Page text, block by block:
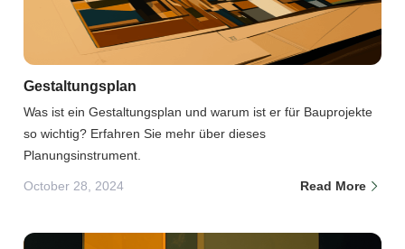
Gestaltungsplan
Was ist ein Gestaltungsplan und warum ist er für Bauprojekte
so wichtig? Erfahren Sie mehr über dieses
Planungsinstrument.
October 28, 2024 Read More